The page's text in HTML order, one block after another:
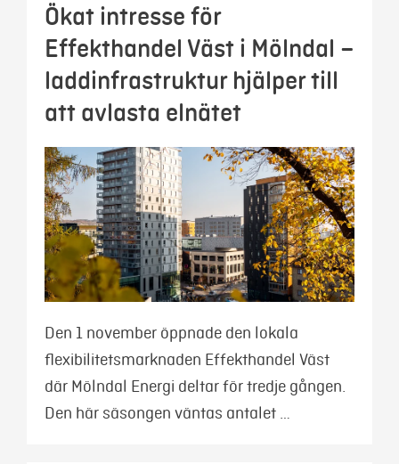
Ökat intresse för
Effekthandel Väst i Mölndal –
laddinfrastruktur hjälper till
att avlasta elnätet
Den 1 november öppnade den lokala
flexibilitetsmarknaden Effekthandel Väst
där Mölndal Energi deltar för tredje gången.
Den här säsongen väntas antalet …